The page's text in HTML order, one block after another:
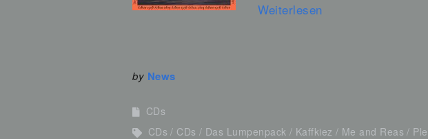
Weiterlesen
by News
CDs
CDs
CDs Das Lumpenpack Kaffkiez Me and Reas